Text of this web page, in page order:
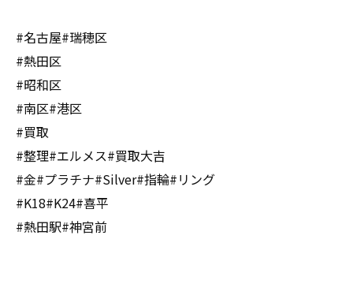
#名古屋#瑞穂区
#熱田区
#昭和区
#南区#港区
#買取
#整理#エルメス#買取大吉
#金#プラチナ#Silver#指輪#リング
#K18#K24#喜平
#熱田駅#神宮前